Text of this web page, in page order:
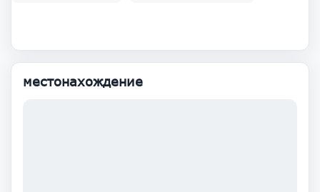
местонахождение